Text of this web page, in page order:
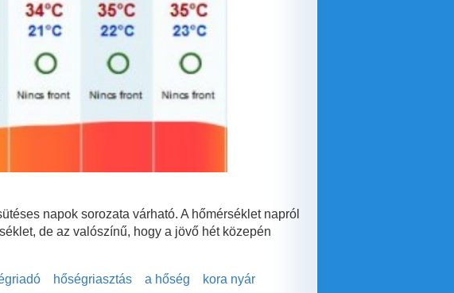
napok sorozata várható. A hőmérséklet napról
de az valószínű, hogy a jövő hét közepén
hőségriasztás a hőség kora nyár